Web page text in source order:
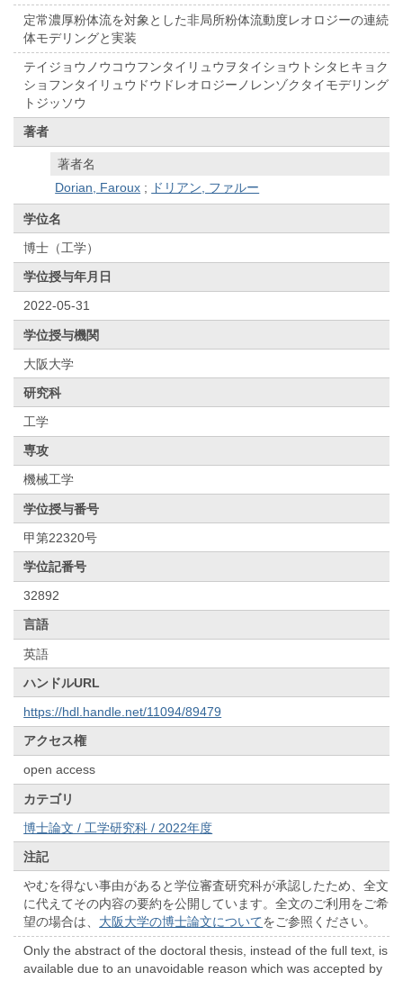
定常濃厚粉体流を対象とした非局所粉体流動度レオロジーの連続
体モデリングと実装
テイジョウノウコウフンタイリュウヲタイショウトシタヒキョク
ショフンタイリュウドウドレオロジーノレンゾクタイモデリング
トジッソウ
著者
著者名
Dorian, Faroux ; ドリアン, ファルー
学位名
博士（工学）
学位授与年月日
2022-05-31
学位授与機関
大阪大学
研究科
工学
専攻
機械工学
学位授与番号
甲第22320号
学位記番号
32892
言語
英語
ハンドルURL
https://hdl.handle.net/11094/89479
アクセス権
open access
カテゴリ
博士論文 / 工学研究科 / 2022年度
注記
やむを得ない事由があると学位審査研究科が承認したため、全文
に代えてその内容の要約を公開しています。全文のご利用をご希
望の場合は、 大阪大学の博士論文についてをご参照ください。
Only the abstract of the doctoral thesis, instead of the full text, is
available due to an unavoidable reason which was accepted by